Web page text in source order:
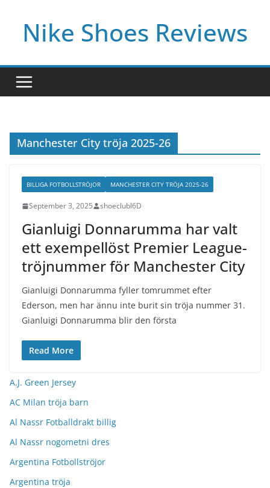
contentNike Shoes Reviews
Manchester City tröja 2025-26
BILLIGA FOTBOLLSTRÖJOR MANCHESTER CITY TRÖJA 2025-26
September 3, 2025 shoeclubl6D
Gianluigi Donnarumma har valt
ett exempellöst Premier League-
tröjnummer för Manchester City
Gianluigi Donnarumma fyller tomrummet efter
Ederson, men har ännu inte burit sin tröja nummer 31.
Gianluigi Donnarumma blir den första
Read More
A.J. Green Jersey
AC Milan tröja barn
Al Nassr Fotballdrakt billig
Al Nassr nogometni dres
Argentina Fotbollströjor
Argentina tröja